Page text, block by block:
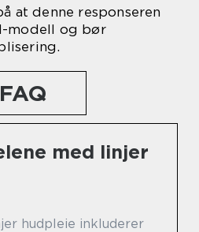
at denne responseren
modell og bør
FAQ
med linjer
hudpleie inkluderer